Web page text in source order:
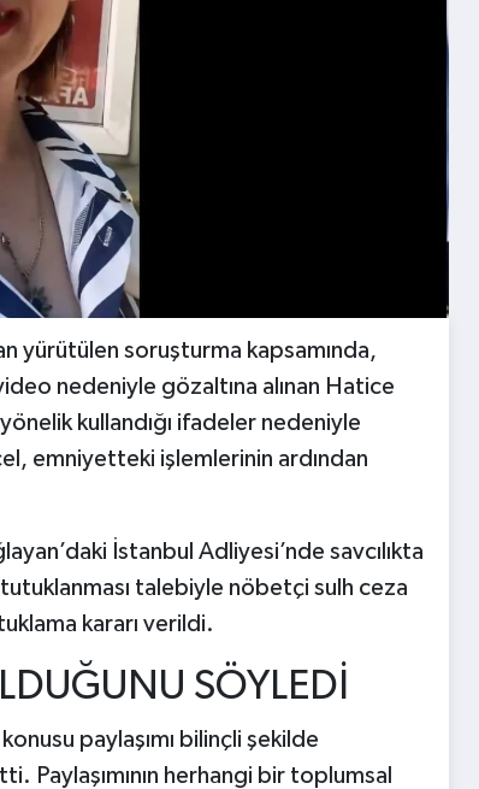
yürütülen soruşturma kapsamında,
nedeniyle gözaltına alınan Hatice
kullandığı ifadeler nedeniyle
emniyetteki işlemlerinin ardından
İstanbul Adliyesi’nde savcılıkta
talebiyle nöbetçi sulh ceza
kararı verildi.
SÖYLEDİ
paylaşımı bilinçli şekilde
Paylaşımının herhangi bir toplumsal